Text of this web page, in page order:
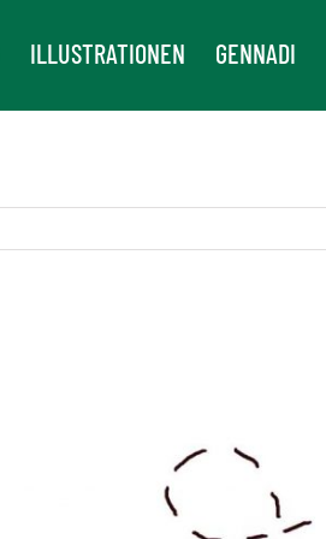
ILLUSTRATIONEN GENNADI